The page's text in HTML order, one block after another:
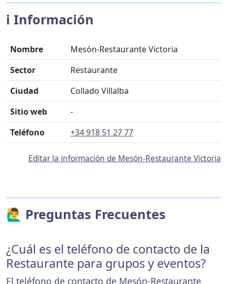
ℹ️ Información
Nombre
Mesón-Restaurante Victoria
Sector
Restaurante
Ciudad
Collado Villalba
Sitio web
-
Teléfono
+34 918 51 27 77
Editar la información de Mesón-Restaurante Victoria
🙋‍♂️ Preguntas Frecuentes
¿Cuál es el teléfono de contacto de la
Restaurante para grupos y eventos?
El teléfono de contacto de Mesón-Restaurante